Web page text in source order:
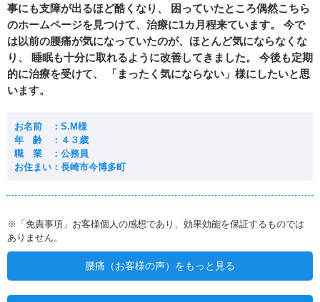
事にも支障が出るほど酷くなり、 困っていたところ偶然こちら
のホームページを見つけて、治療に1カ月程来ています。 今で
は以前の腰痛が気になっていたのが、ほとんど気にならなくな
り、 睡眠も十分に取れるように改善してきました。 今後も定期
的に治療を受けて、 「まったく気にならない」様にしたいと思
います。
お名前 ：S.M様
年 齢 ：４３歳
職 業 ：公務員
お住まい：長崎市今博多町
※「免責事項」お客様個人の感想であり、効果効能を保証するものでは
ありません。
腰痛（お客様の声）をもっと見る